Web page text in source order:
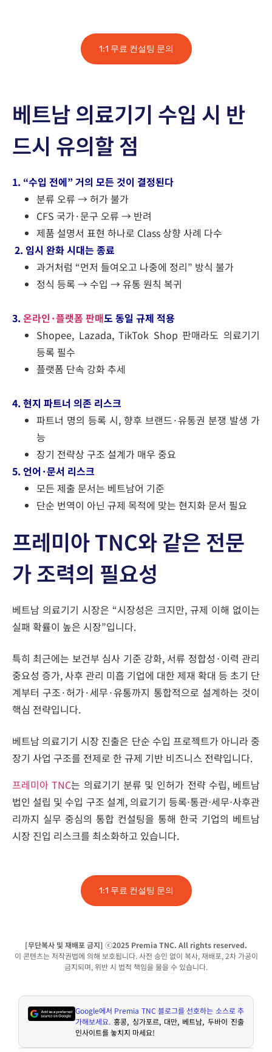
1:1 무료 컨설팅 문의
베트남 의료기기 수입 시 반
드시 유의할 점
1. “수입 전에” 거의 모든 것이 결정된다
분류 오류 → 허가 불가
CFS 국가·문구 오류 → 반려
제품 설명서 표현 하나로 Class 상향 사례 다수
2. 임시 완화 시대는 종료
과거처럼 “먼저 들여오고 나중에 정리” 방식 불가
정식 등록 → 수입 → 유통 원칙 복귀
3. 온라인·플랫폼 판매도 동일 규제 적용
Shopee, Lazada, TikTok Shop 판매라도 의료기기
등록 필수
플랫폼 단속 강화 추세
4. 현지 파트너 의존 리스크
파트너 명의 등록 시, 향후 브랜드·유통권 분쟁 발생 가
능
장기 전략상 구조 설계가 매우 중요
5. 언어·문서 리스크
모든 제출 문서는 베트남어 기준
단순 번역이 아닌 규제 목적에 맞는 현지화 문서 필요
프레미아 TNC와 같은 전문
가 조력의 필요성
베트남 의료기기 시장은 “시장성은 크지만, 규제 이해 없이는
실패 확률이 높은 시장”입니다.
특히 최근에는 보건부 심사 기준 강화, 서류 정합성·이력 관리
중요성 증가, 사후 관리 미흡 기업에 대한 제재 확대 등 초기 단
계부터 구조·허가·세무·유통까지 통합적으로 설계하는 것이
핵심 전략입니다.
베트남 의료기기 시장 진출은 단순 수입 프로젝트가 아니라 중
장기 사업 구조를 전제로 한 규제 기반 비즈니스 전략입니다.
프레미아 TNC는 의료기기 분류 및 인허가 전략 수립, 베트남
법인 설립 및 수입 구조 설계, 의료기기 등록⋅통관⋅세무⋅사후관
리까지 실무 중심의 통합 컨설팅을 통해 한국 기업의 베트남
시장 진입 리스크를 최소화하고 있습니다.
1:1 무료 컨설팅 문의
[무단복사 및 재배포 금지] ⓒ2025 Premia TNC. All rights reserved.
이 콘텐츠는 저작권법에 의해 보호됩니다. 사전 승인 없이 복사, 재배포, 2차 가공이
금지되며, 위반 시 법적 책임을 물을 수 있습니다.
Google에서 Premia TNC블로그를 선호하는 소스로 추
가해보세요. 홍콩, 싱가포르, 대만, 베트남, 두바이 진출
인사이트를 놓치지 마세요!